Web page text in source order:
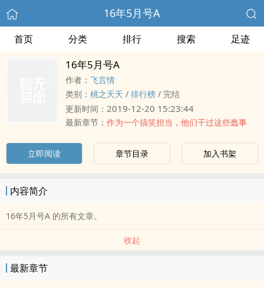
16年5月号A
首页 分类 排行 搜索 足迹
16年5月号A
作者： 飞言情
类别： 桃之夭夭 / 排行榜 / 完结
更新时间： 2019-12-20 15:23:44
最新章节： 作为一个搞笑担当，他们干过这些蠢事
立即阅读 章节目录 加入书架
内容简介
16年5月号A 的所有文章。
收起
最新章节